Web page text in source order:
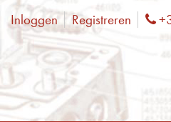
Inloggen Registreren